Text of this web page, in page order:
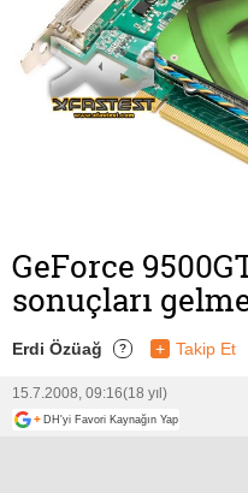
GeForce
sonuçları
Erdi Özüağ ? + Takip Et
15.7.2008, 09:16(18 yıl)
+ DH'yi Favori Kaynağın Yap